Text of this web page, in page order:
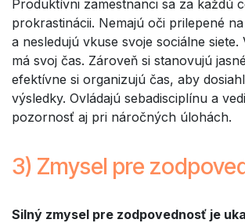
Produktívni zamestnanci sa za každú
prokrastinácii. Nemajú oči prilepené
a nesledujú vkuse svoje sociálne siete.
má svoj čas. Zároveň si stanovujú
efektívne si organizujú čas, aby
výsledky. Ovládajú sebadisciplínu a
pozornosť aj pri náročných úlohách.
3) Zmysel pre
Silný zmysel pre zodpovednosť je